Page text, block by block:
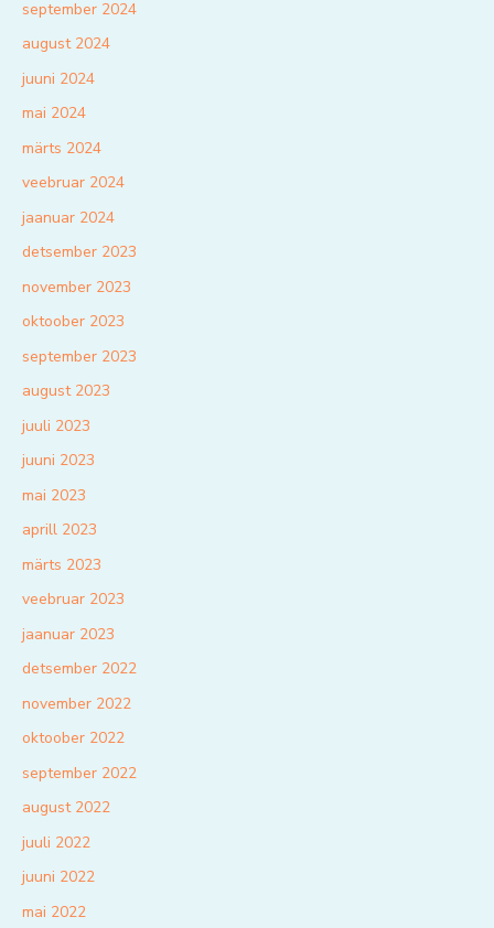
september 2024
august 2024
juuni 2024
mai 2024
märts 2024
veebruar 2024
jaanuar 2024
detsember 2023
november 2023
oktoober 2023
september 2023
august 2023
juuli 2023
juuni 2023
mai 2023
aprill 2023
märts 2023
veebruar 2023
jaanuar 2023
detsember 2022
november 2022
oktoober 2022
september 2022
august 2022
juuli 2022
juuni 2022
mai 2022